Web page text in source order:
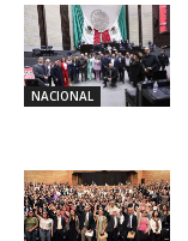
NACIONAL